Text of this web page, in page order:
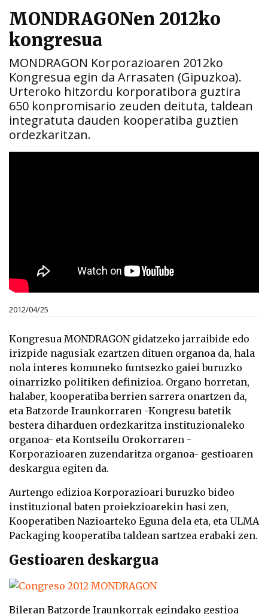
MONDRAGONen 2012ko
kongresua
MONDRAGON Korporazioaren 2012ko
Kongresua egin da Arrasaten (Gipuzkoa).
Urteroko hitzordu korporatibora guztira
650 konpromisario zeuden deituta, taldean
integratuta dauden kooperatiba guztien
ordezkaritzan.
2012/04/25
Kongresua MONDRAGON gidatzeko jarraibide edo
irizpide nagusiak ezartzen dituen organoa da, hala
nola interes komuneko funtsezko gaiei buruzko
oinarrizko politiken definizioa. Organo horretan,
halaber, kooperatiba berrien sarrera onartzen da,
eta Batzorde Iraunkorraren -Kongresu batetik
bestera diharduen ordezkaritza instituzionaleko
organoa- eta Kontseilu Orokorraren -
Korporazioaren zuzendaritza organoa- gestioaren
deskargua egiten da.
Aurtengo edizioa Korporazioari buruzko bideo
instituzional baten proiekzioarekin hasi zen,
Kooperatiben Nazioarteko Eguna dela eta, eta ULMA
Packaging kooperatiba taldean sartzea erabaki zen.
Gestioaren deskargua
Bileran Batzorde Iraunkorrak egindako gestioa